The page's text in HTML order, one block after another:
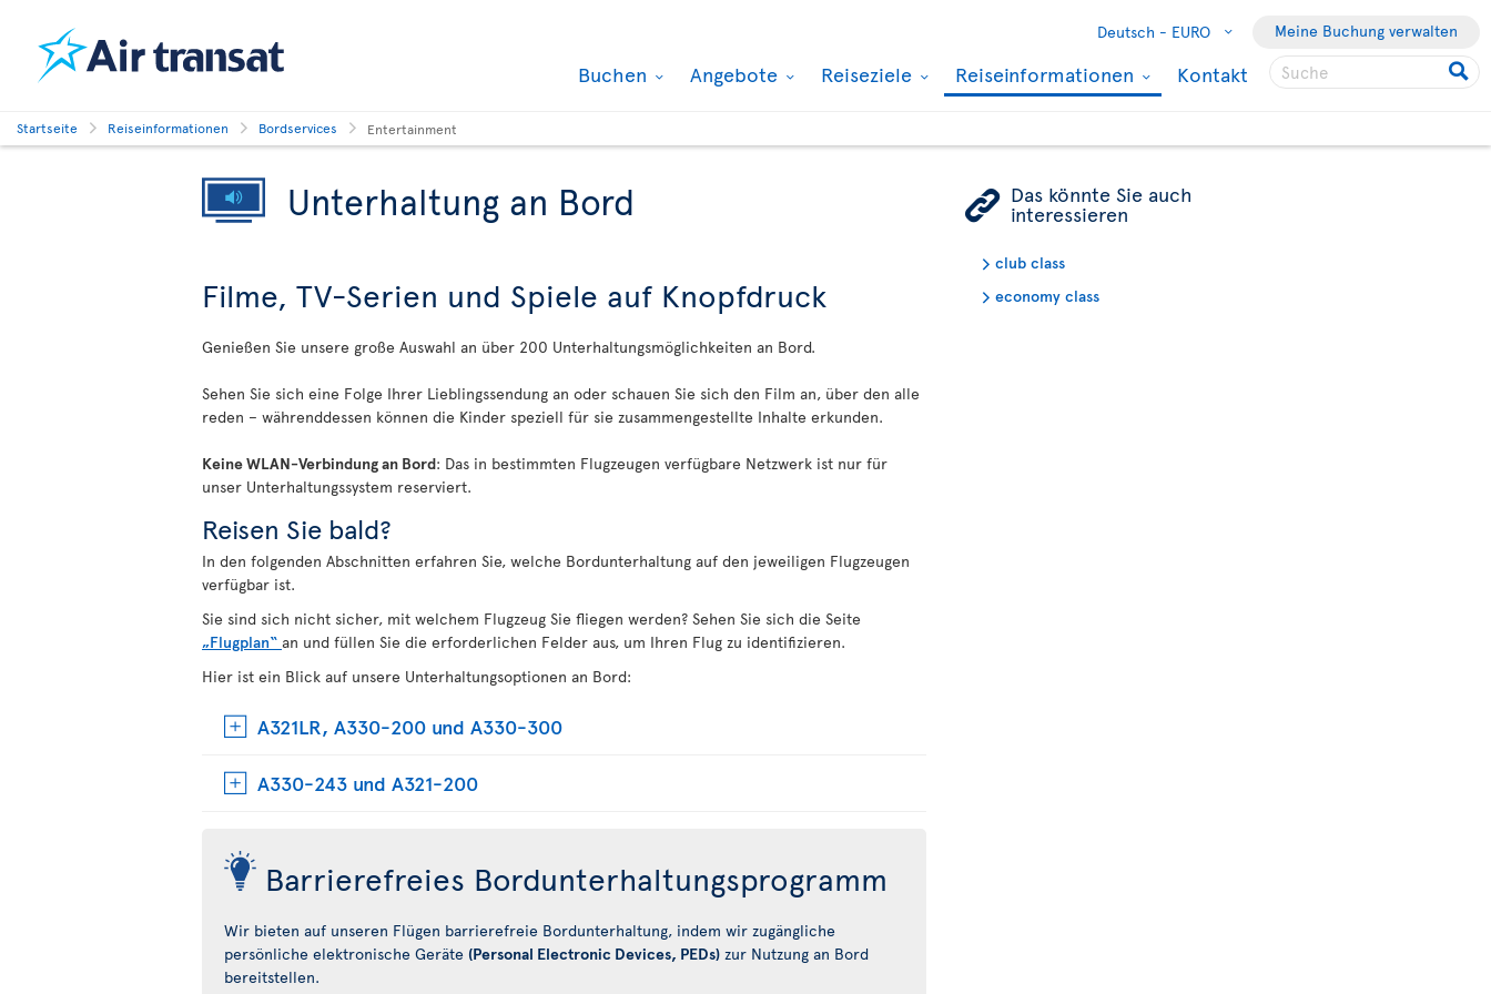
Deutsch - EURO Meine Buchung verwalten
Buchen Angebote Reiseziele Reiseinformationen Kontakt
Startseite Reiseinformationen Bordservices Entertainment
Unterhaltung an Bord
Filme, TV-Serien und Spiele auf Knopfdruck
Genießen Sie unsere große Auswahl an über 200 Unterhaltungsmöglichkeiten an Bord.
Sehen Sie sich eine Folge Ihrer Lieblingssendung an oder schauen Sie sich den Film an, über den alle
reden – währenddessen können die Kinder speziell für sie zusammengestellte Inhalte erkunden.
Keine WLAN-Verbindung an Bord: Das in bestimmten Flugzeugen verfügbare Netzwerk ist nur für
unser Unterhaltungssystem reserviert.
Reisen Sie bald?
In den folgenden Abschnitten erfahren Sie, welche Bordunterhaltung auf den jeweiligen Flugzeugen
verfügbar ist.
Sie sind sich nicht sicher, mit welchem Flugzeug Sie fliegen werden? Sehen Sie sich die Seite
„Flugplan“ an und füllen Sie die erforderlichen Felder aus, um Ihren Flug zu identifizieren.
Hier ist ein Blick auf unsere Unterhaltungsoptionen an Bord:
A321LR, A330-200 und A330-300
A330-243 und A321-200
Barrierefreies Bordunterhaltungsprogramm
Wir bieten auf unseren Flügen barrierefreie Bordunterhaltung, indem wir zugängliche
persönliche elektronische Geräte (Personal Electronic Devices, PEDs) zur Nutzung an Bord
bereitstellen.
ÿ Das könnte Sie auch
interessieren
club class
economy class